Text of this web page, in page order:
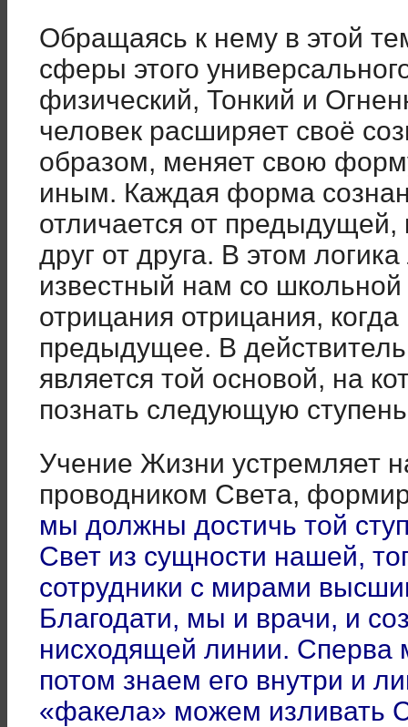
Обращаясь к нему в этой
сферы этого
физический, Тонкий и
человек расширяет своё
образом, меняет свою
иным. Каждая форма
отличается от
друг от друга. В этом
известный нам со школьной
отрицания отрицания,
предыдущее. В
является той основой, на
познать следующую
Учение Жизни устремляет
проводником Света,
мы должны достичь той
Свет из сущности нашей,
сотрудники с мирами
Благодати, мы и врачи, и
нисходящей линии.
потом знаем его внутри и
«факела» можем изливать